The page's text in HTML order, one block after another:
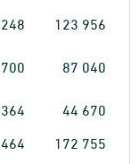
248 123 956
700 87 040
364 44 670
464 172 755